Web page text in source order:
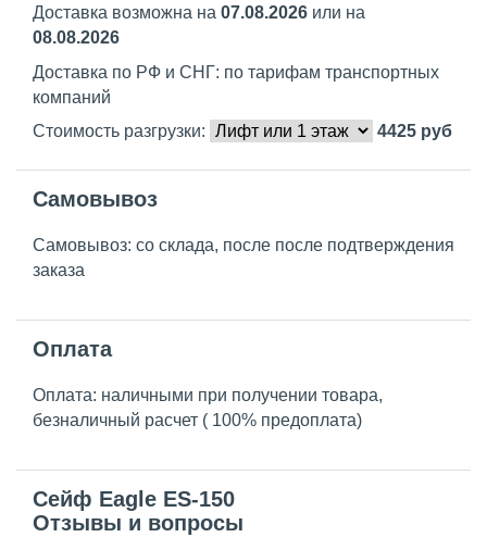
Доставка возможна на 07.08.2026 или на
08.08.2026
Доставка по РФ и СНГ: по тарифам транспортных
компаний
Стоимость разгрузки:
4425 руб
Самовывоз
Самовывоз: со склада, после после подтверждения
заказа
Оплата
Оплата: наличными при получении товара,
безналичный расчет ( 100% предоплата)
Сейф Eagle ES-150
Отзывы и вопросы